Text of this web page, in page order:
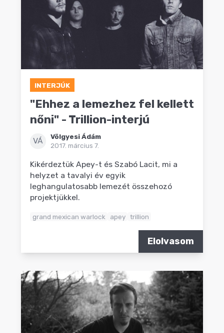
INTERJÚK
"Ehhez a lemezhez fel kellett
nőni" - Trillion-interjú
VÁ
Völgyesi Ádám
2017. március 7.
Kikérdeztük Apey-t és Szabó Lacit, mi a
helyzet a tavalyi év egyik
leghangulatosabb lemezét összehozó
projektjükkel.
grand mexican warlock apey trillion
Elolvasom